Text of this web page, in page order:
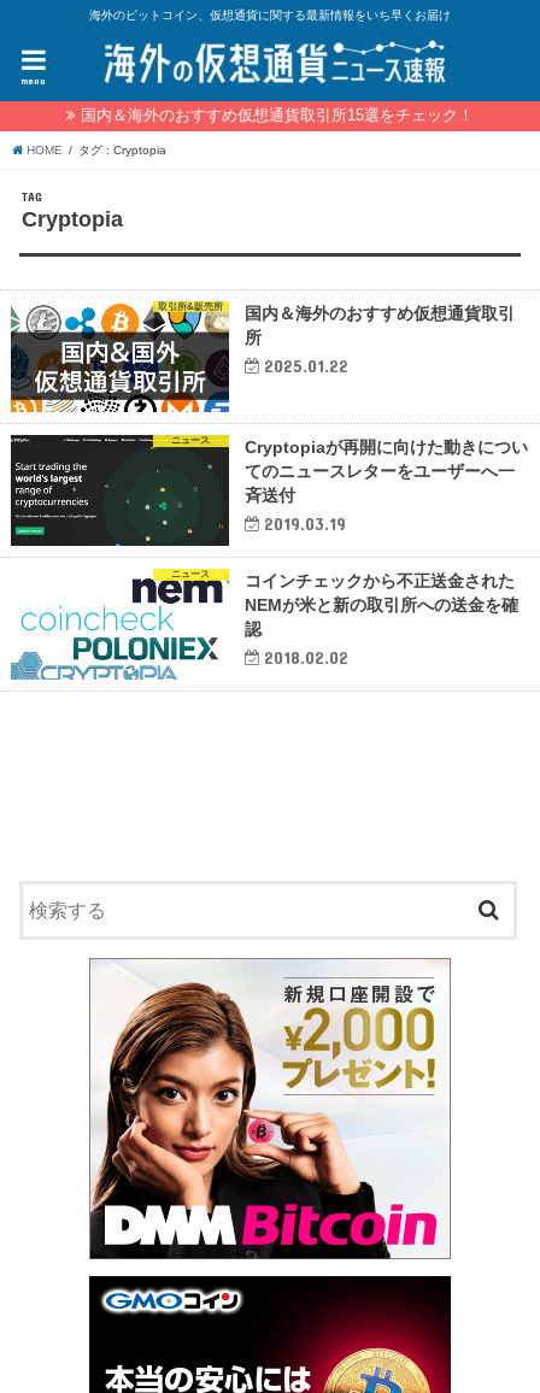
海外のビットコイン、仮想通貨に関する最新情報をいち早くお届け
menu
国内＆海外のおすすめ仮想通貨取引所15選をチェック！
HOME タグ : Cryptopia
TAG
Cryptopia
取引所&販売所
国内＆海外のおすすめ仮想通貨取引
所
2025.01.22
ニュース
Cryptopiaが再開に向けた動きについ
てのニュースレターをユーザーへ一
斉送付
2019.03.19
ニュース
コインチェックから不正送金された
NEMが米と新の取引所への送金を確
認
2018.02.02